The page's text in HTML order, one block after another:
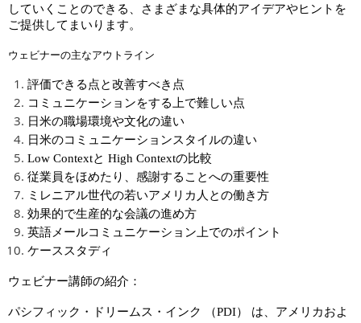
していくことのできる、さまざまな具体的アイデアやヒントを
ご提供してまいります。
ウェビナーの主なアウトライン
評価できる点と改善すべき点
コミュニケーションをする上で難しい点
日米の職場環境や文化の違い
日米のコミュニケーションスタイルの違い
Low Contextと High Contextの比較
従業員をほめたり、感謝することへの重要性
ミレニアル世代の若いアメリカ人との働き方
効果的で生産的な会議の進め方
英語メールコミュニケーション上でのポイント
ケーススタディ
ウェビナー講師の紹介：
パシフィック・ドリームス・インク （PDI） は、アメリカおよ